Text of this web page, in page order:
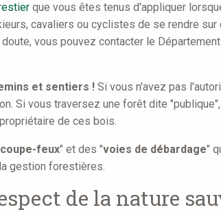
que vous êtes tenus d'appliquer
cavaliers ou cyclistes de se rendre
vous pouvez contacter le
et sentiers ! Si vous n'avez pas
Si vous traversez une forêt dite
de ces bois.
coupe-feux" et des "voies de débardage"
gestion forestières.
de la nature